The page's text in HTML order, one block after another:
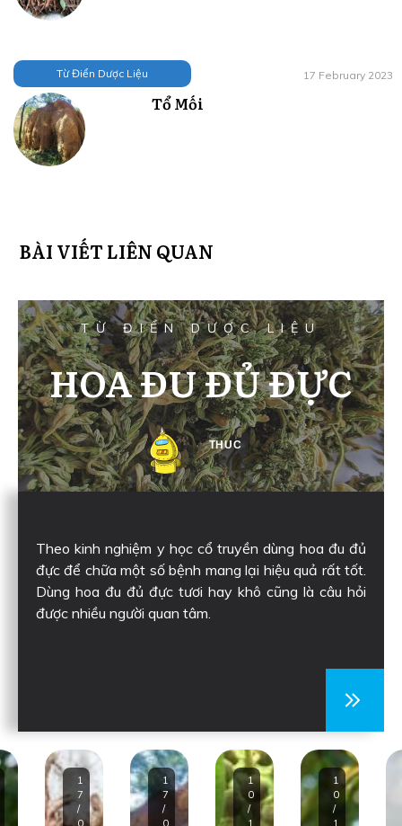
Từ Điển Dược Liệu 17 February 2023
Tổ Mối
BÀI VIẾT LIÊN QUAN
TỪ ĐIỂN DƯỢC LIỆU
HOA ĐU ĐỦ ĐỰC
THUC
Theo kinh nghiệm y học cổ truyền dùng hoa đu đủ
đực để chữa một số bệnh mang lại hiệu quả rất tốt.
Dùng hoa đu đủ đực tươi hay khô cũng là câu hỏi
được nhiều người quan tâm.
1
7
/
0
1
7
/
0
1
0
/
1
1
0
/
1